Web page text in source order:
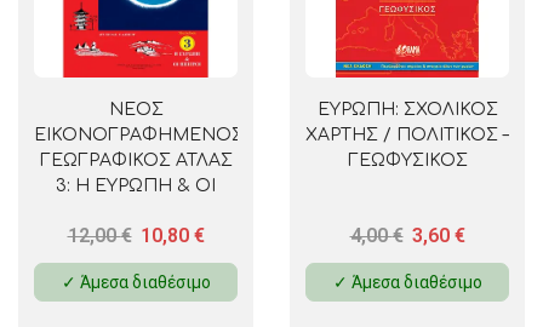
ΝΕΟΣ
ΕΙΚΟΝΟΓΡΑΦΗΜΕΝΟΣ
ΓΕΩΓΡΑΦΙΚΟΣ ΑΤΛΑΣ
3: Η ΕΥΡΩΠΗ & ΟΙ
12,00€ 10,80 €
✓ Άμεσα διαθέσιμο
ΕΥΡΩΠΗ: ΣΧΟΛΙΚΟΣ
ΧΑΡΤΗΣ / ΠΟΛΙΤΙΚΟΣ –
ΓΕΩΦΥΣΙΚΟΣ
4,00€ 3,60 €
✓ Άμεσα διαθέσιμο